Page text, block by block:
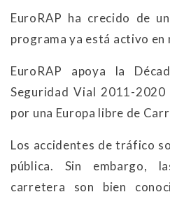
EuroRAP ha crecido de
programa ya está activo en
EuroRAP apoya la
Seguridad Vial 2011-
por una Europa libre de
Los accidentes de tráfico
pública. Sin embargo,
carretera son bien